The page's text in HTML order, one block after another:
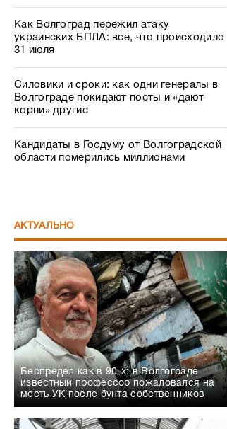
Волгограде покидают посты и «дают
корни» другие
Кандидаты в Госдуму от Волгоградской
области померились миллионами
Беспредел как в 90-х: в Волгограде
известный профессор пожаловался на
месть УК после бунта собственников